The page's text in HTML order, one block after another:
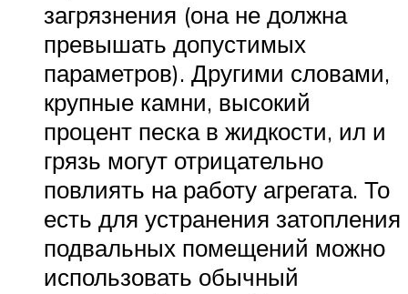
загрязнения (она не должна
превышать допустимых
параметров). Другими словами,
крупные камни, высокий
процент песка в жидкости, ил и
грязь могут отрицательно
повлиять на работу агрегата. То
есть для устранения затопления
подвальных помещений можно
использовать обычный